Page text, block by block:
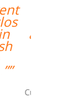
um
o
do